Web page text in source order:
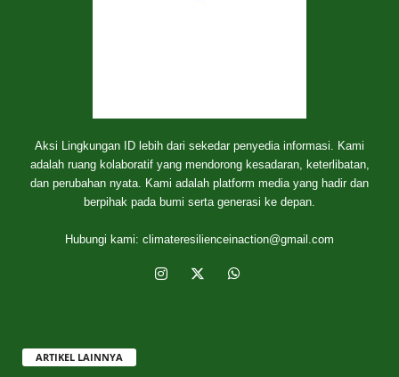
Aksi Lingkungan ID lebih dari sekedar penyedia informasi. Kami
adalah ruang kolaboratif yang mendorong kesadaran, keterlibatan,
dan perubahan nyata. Kami adalah platform media yang hadir dan
berpihak pada bumi serta generasi ke depan.
Hubungi kami: climateresilienceinaction@gmail.com
ARTIKEL LAINNYA